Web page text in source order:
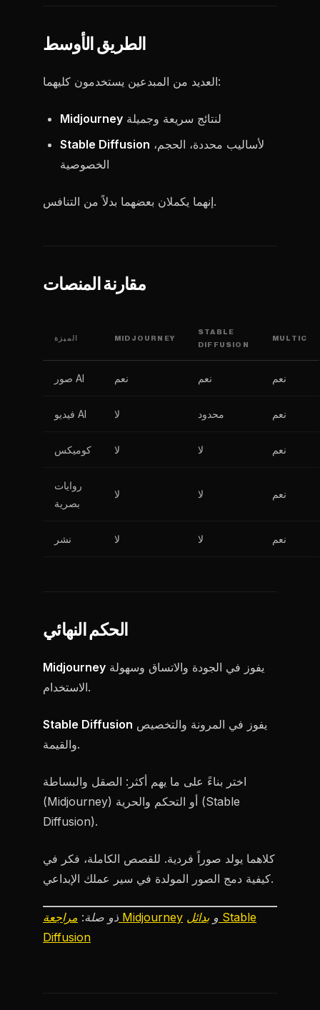
الطريق الأوسط
العديد من المبدعين يستخدمون كليهما:
Midjourney لنتائج سريعة وجميلة
Stable Diffusion
الخصوصية
إنهما يكملان بعضهما بدلاً من التنافس.
مقارنة المنصات
الميزة MIDJOURNEY
STABLE
DIFFUSION
MULTIC
صور AI نعم نعم نعم
فيديو AI لا محدود نعم
كوميكس لا لا نعم
روايات
بصرية
لا لا نعم
نشر لا لا نعم
الحكم النهائي
Midjourney
الاستخدام.
Stable Diffusion
والقيمة.
اختر بناءً على ما يهم أكثر: الصقل والبساطة
(Midjourney) أو التحكم والحرية (Stable
Diffusion).
كلاهما يولد صوراً فردية. للقصص الكاملة، فكر في
كيفية دمج الصور المولدة في سير عملك الإبداعي.
ذو صلة: مراجعة Midjourney وبدائل Stable
Diffusion